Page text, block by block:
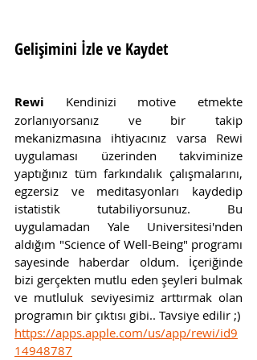
Gelişimini İzle ve Kaydet
Rewi Kendinizi motive etmekte
zorlanıyorsanız ve bir takip
mekanizmasına ihtiyacınız varsa Rewi
uygulaması üzerinden takviminize
yaptığınız tüm farkındalık çalışmalarını,
egzersiz ve meditasyonları kaydedip
istatistik tutabiliyorsunuz. Bu
uygulamadan Yale Universitesi'nden
aldığım "Science of Well-Being" programı
sayesinde haberdar oldum. İçeriğinde
bizi gerçekten mutlu eden şeyleri bulmak
ve mutluluk seviyesimiz arttırmak olan
programın bir çıktısı gibi.. Tavsiye edilir ;)
https://apps.apple.com/us/app/rewi/id9
14948787